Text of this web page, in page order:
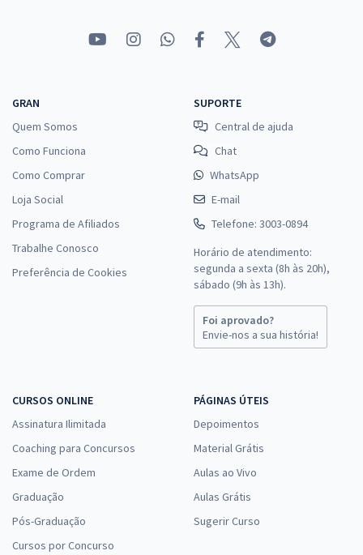
GRAN
Quem Somos
Como Funciona
Como Comprar
Loja Social
Programa de Afiliados
Trabalhe Conosco
Preferência de Cookies
SUPORTE
Central de ajuda
Chat
WhatsApp
E-mail
Telefone: 3003-0894
Horário de atendimento:
segunda a sexta (8h às 20h),
sábado (9h às 13h).
Foi aprovado?
Envie-nos a sua história!
CURSOS ONLINE
Assinatura Ilimitada
Coaching para Concursos
Exame de Ordem
Graduação
Pós-Graduação
Cursos por Concurso
PÁGINAS ÚTEIS
Depoimentos
Material Grátis
Aulas ao Vivo
Aulas Grátis
Sugerir Curso